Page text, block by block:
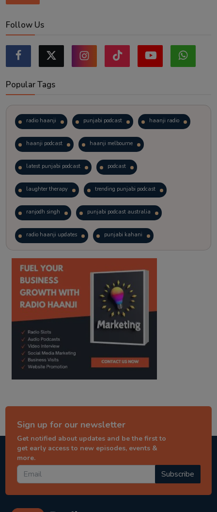
Follow Us
Popular Tags
radio haanji punjabi podcast haanji radio
haanji podcast haanji melbourne
latest punjabi podcast podcast
laughter therapy trending punjabi podcast
ranjodh singh punjabi podcast australia
radio haanji updates punjabi kahani
kitaab kahani punjabi story
Sign up for our newsletter
Get notified about updates and be the first to
get early access to new episodes, events &
more.
Subscribe